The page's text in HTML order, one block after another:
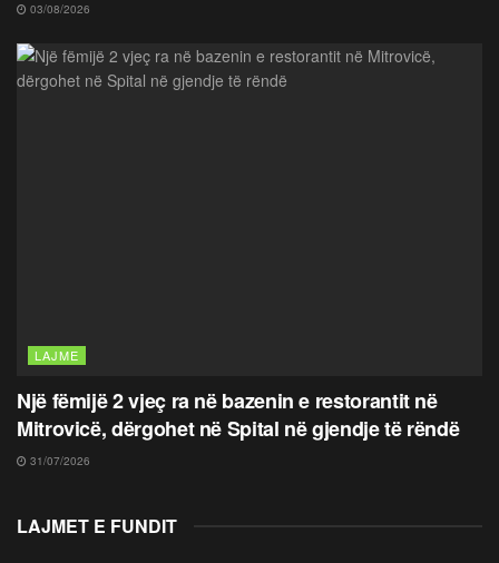
03/08/2026
LAJME
Një fëmijë 2 vjeç ra në bazenin e restorantit në
Mitrovicë, dërgohet në Spital në gjendje të rëndë
31/07/2026
LAJMET E FUNDIT